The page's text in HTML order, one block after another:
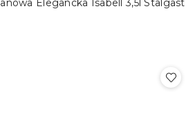
Elegancka Isabell 3,5l Stalgast